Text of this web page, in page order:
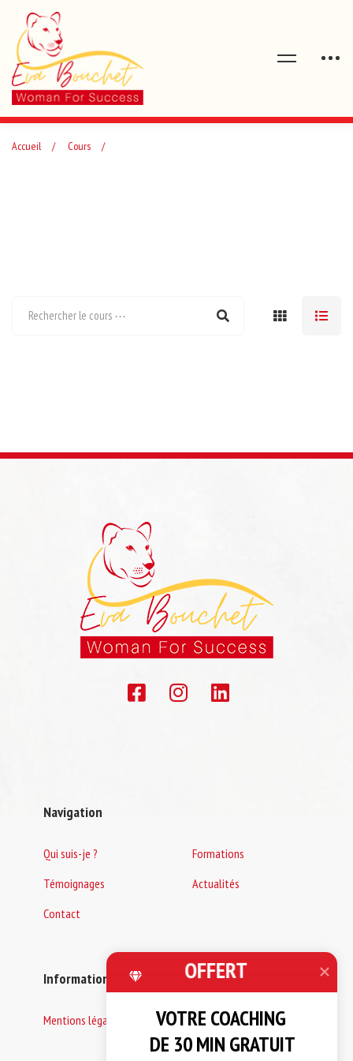
Accueil Cours
Navigation
Qui suis-je ?
Formations
Témoignages
Actualités
Contact
Informations
Mentions légales
OFFERT
VOTRE COACHING
DE 30 MIN GRATUIT